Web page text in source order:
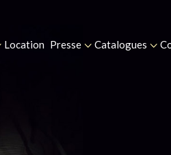
Location Presse Catalogues